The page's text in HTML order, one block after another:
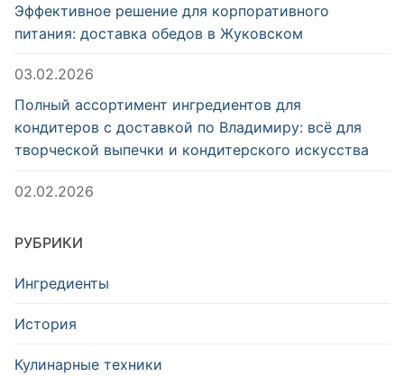
Эффективное решение для корпоративного
питания: доставка обедов в Жуковском
03.02.2026
Полный ассортимент ингредиентов для
кондитеров с доставкой по Владимиру: всё для
творческой выпечки и кондитерского искусства
02.02.2026
РУБРИКИ
Ингредиенты
История
Кулинарные техники